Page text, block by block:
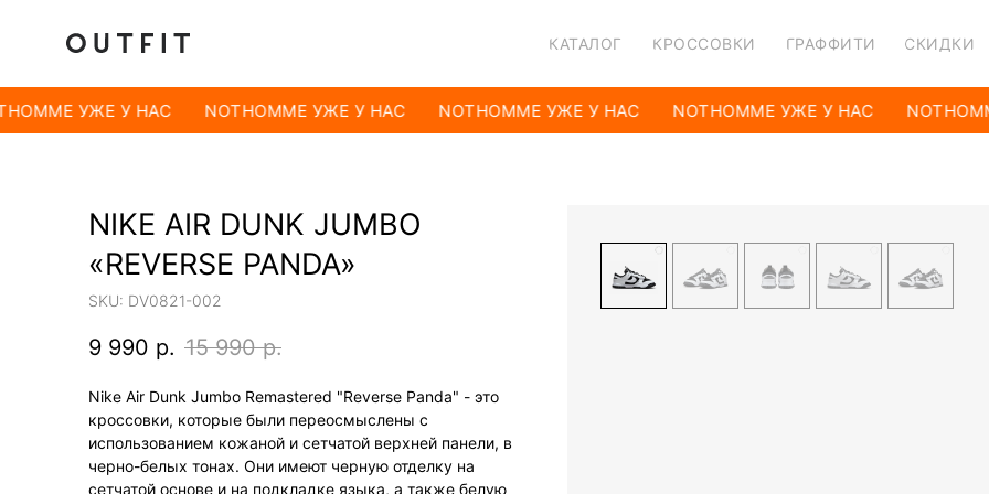
КАТАЛОГ КРОССОВКИ ГРАФФИТИ СКИДКИ
УЖЕ У НАС NOTHOMME УЖЕ У НАС NOTHOMME УЖЕ У НАС NOTHOMME УЖЕ У НАС
NIKE AIR DUNK JUMBO
«REVERSE PANDA»
SKU: DV0821-002
9 990 р. 15 990 р.
Nike Air Dunk Jumbo Remastered "Reverse Panda" - это
кроссовки, которые были переосмыслены с
использованием кожаной и сетчатой верхней панели, в
черно-белых тонах. Они имеют черную отделку на
сетчатой основе и на подкладке языка, а также белую